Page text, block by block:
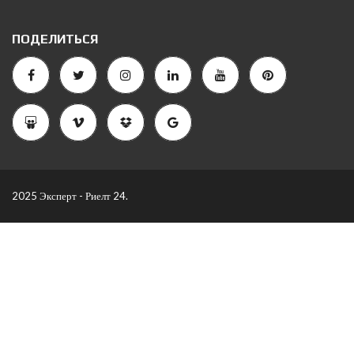
ПОДЕЛИТЬСЯ
2025 Эксперт - Риелт 24.